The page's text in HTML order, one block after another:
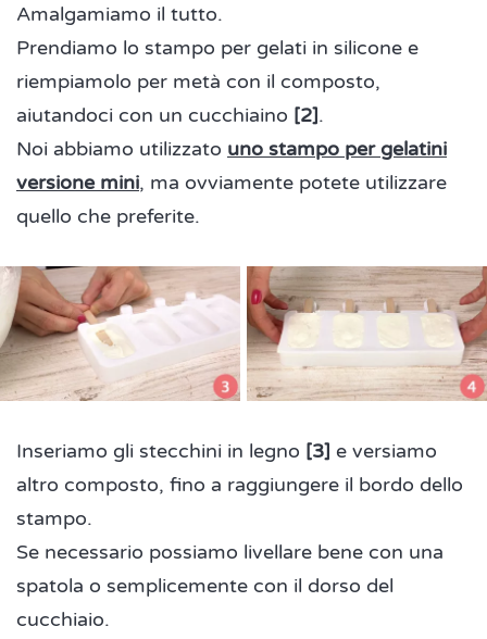
Amalgamiamo il tutto.
Prendiamo lo stampo per gelati in silicone e
riempiamolo per metà con il composto,
aiutandoci con un cucchiaino [2].
Noi abbiamo utilizzato uno stampo per gelatini
versione mini, ma ovviamente potete utilizzare
quello che preferite.
Inseriamo gli stecchini in legno [3] e versiamo
altro composto, fino a raggiungere il bordo dello
stampo.
Se necessario possiamo livellare bene con una
spatola o semplicemente con il dorso del
cucchiaio.